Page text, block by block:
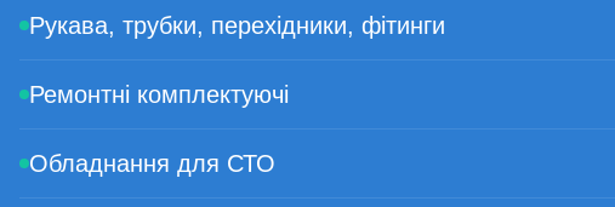
Рукава, трубки, перехідники, фітинги
Ремонтні комплектуючі
Обладнання для СТО